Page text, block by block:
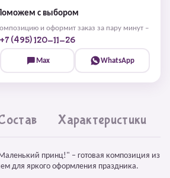
с выбором
и оформит заказ за пару минут –
+7 (495) 120-11-26
Max WhatsApp
Характеристики
принц!" – готовая композиция из
для яркого оформления праздника.